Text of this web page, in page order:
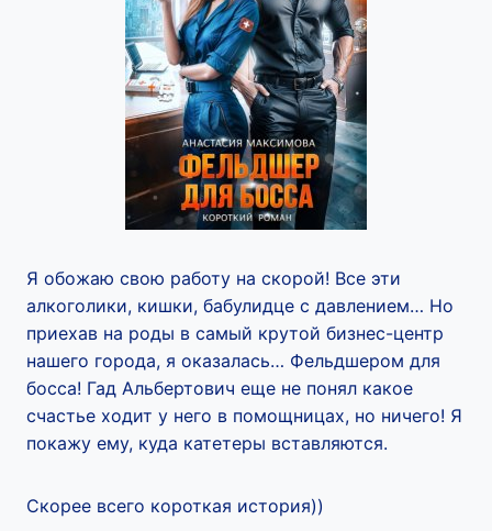
Я обожаю свою работу на скорой! Все эти
алкоголики, кишки, бабулидце с давлением… Но
приехав на роды в самый крутой бизнес-центр
нашего города, я оказалась… Фельдшером для
босса! Гад Альбертович еще не понял какое
счастье ходит у него в помощницах, но ничего! Я
покажу ему, куда катетеры вставляются.
Скорее всего короткая история))